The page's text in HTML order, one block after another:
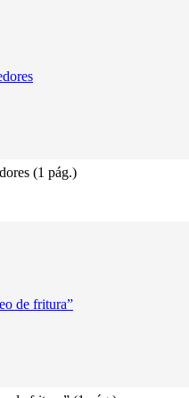
(1 pág.)
de fritura”